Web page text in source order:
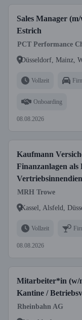
Sales Manager
Estrich
PCT Performance
Düsseldorf, Mainz,
Vollzeit
Onboarding
08.08.2026
Kaufmann
Finanzanlagen
Versicherungen (w/
MRH Trowe
Kassel, Alsfeld,
Vollzeit
08.08.2026
Mitarbeiter*in (w/
Kantine /
Rheinbahn AG